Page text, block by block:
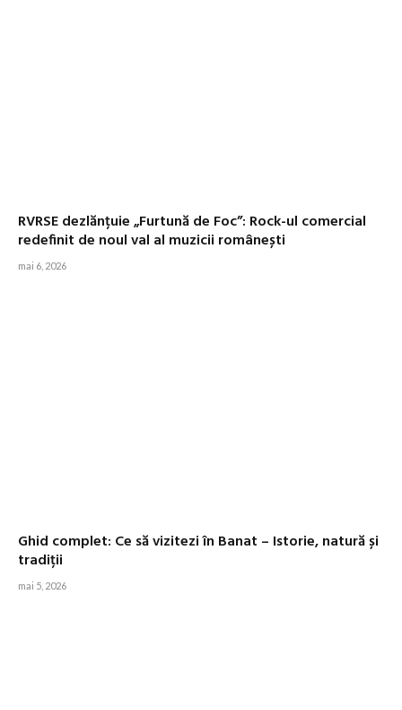
RVRSE dezlănțuie „Furtună de Foc”: Rock-ul comercial
redefinit de noul val al muzicii românești
mai 6, 2026
Ghid complet: Ce să vizitezi în Banat – Istorie, natură și
tradiții
mai 5, 2026